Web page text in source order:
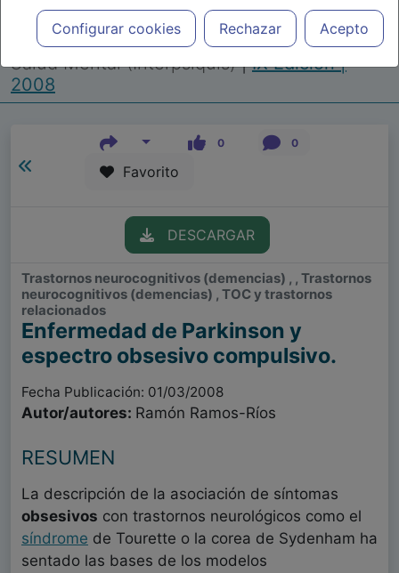
profesionales facultados prescribir medicamentos y decidir, en
cada caso concreto, el tratamiento más adecuado a las
necesidades del paciente.
Configurar cookies Rechazar Acepto
Repositorio de Artículos |Congreso Virtual
Internacional de Psiquiatría, Psicología y
Salud Mental (Interpsiquis)|IX Edición |
2008
0 0
Favorito
DESCARGAR
Trastornos neurocognitivos (demencias) , , Trastornos
neurocognitivos (demencias) , TOC y trastornos
relacionados
Enfermedad de Parkinson y
espectro obsesivo compulsivo.
Fecha Publicación: 01/03/2008
Autor/autores: Ramón Ramos-Ríos
RESUMEN
La descripción de la asociación de síntomas
obsesivos con trastornos neurológicos como el
síndrome de Tourette o la corea de Sydenham ha
sentado las bases de los modelos